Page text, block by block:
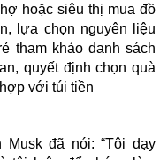
hoặc siêu thị mua đồ
lựa chọn nguyên liệu
tham khảo danh sách
quyết định chọn quà
với túi tiền
đã nói: “Tôi dạy